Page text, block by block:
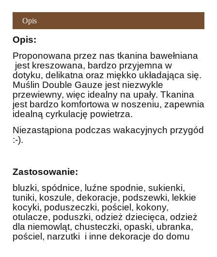
Opis
Opis:
Proponowana przez nas tkanina bawełniana
jest kreszowana, bardzo przyjemna w
dotyku, delikatna oraz miękko układająca się.
Muślin Double Gauze jest niezwykle
przewiewny, więc idealny na upały. Tkanina
jest bardzo komfortowa w noszeniu, zapewnia
idealną cyrkulację powietrza.
Niezastąpiona podczas wakacyjnych przygód
:-).
Zastosowanie:
bluzki, spódnice, luźne spodnie, sukienki,
tuniki, koszule, dekoracje, podszewki, lekkie
kocyki, poduszeczki, pościel, kokony,
otulacze, poduszki, odzież dziecięca, odzież
dla niemowląt, chusteczki, opaski, ubranka,
pościel, narzutki i inne dekoracje do domu